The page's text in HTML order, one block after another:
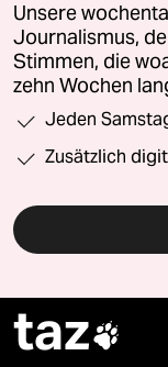
Unsere
Journalismus,
Stimmen, die
zehn Wochen
Jeden
Zusätzlich
taz